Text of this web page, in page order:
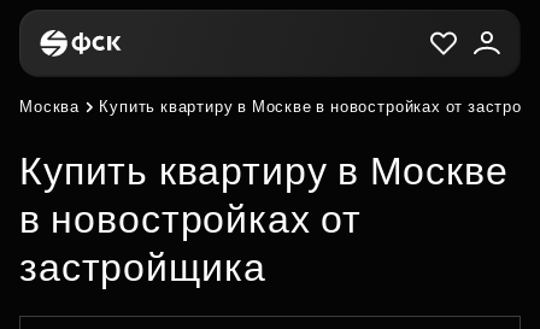
Москва Купить квартиру в Москве в новостройках от
Купить квартиру в Москве
в новостройках от
застройщика